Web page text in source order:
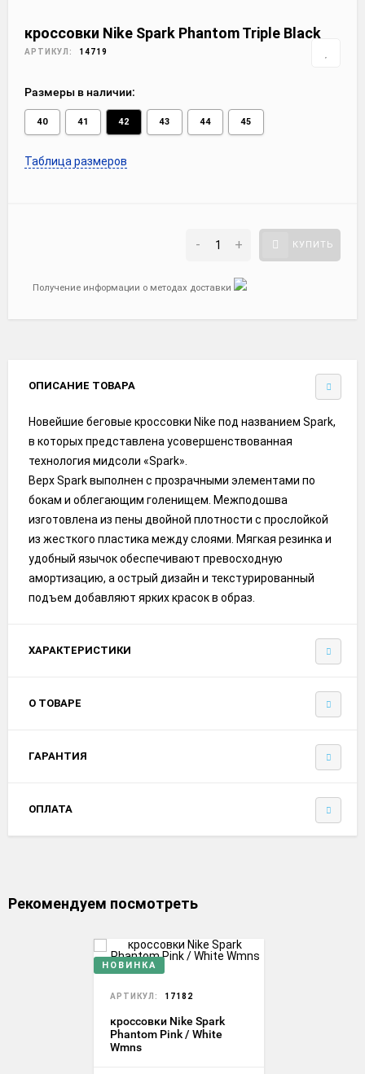
кроссовки Nike Spark Phantom Triple Black
АРТИКУЛ: 14719
Размеры в наличии:
40 41 42 43 44 45
Таблица размеров
- + КУПИТЬ
Получение информации о методах доставки
ОПИСАНИЕ ТОВАРА
Новейшие беговые кроссовки Nike под названием Spark,
в которых представлена усовершенствованная
технология мидсоли «Spark».
Верх Spark выполнен с прозрачными элементами по
бокам и облегающим голенищем. Межподошва
изготовлена из пены двойной плотности с прослойкой
из жесткого пластика между слоями. Мягкая резинка и
удобный язычок обеспечивают превосходную
амортизацию, а острый дизайн и текстурированный
подъем добавляют ярких красок в образ.
ХАРАКТЕРИСТИКИ
О ТОВАРЕ
ГАРАНТИЯ
ОПЛАТА
Рекомендуем посмотреть
НОВИНКА
АРТИКУЛ: 17182
кроссовки Nike Spark
Phantom Pink / White
Wmns